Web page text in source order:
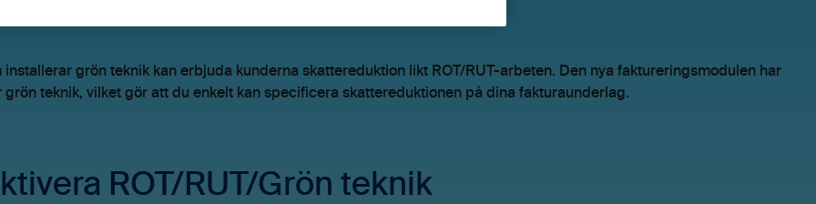
installerar grön teknik kan erbjuda kunderna skattereduktion likt ROT/RUT-arbeten. Den nya faktureringsmodulen har
grön teknik, vilket gör att du enkelt kan specificera skattereduktionen på dina fakturaunderlag.
ROT/RUT/Grön teknik